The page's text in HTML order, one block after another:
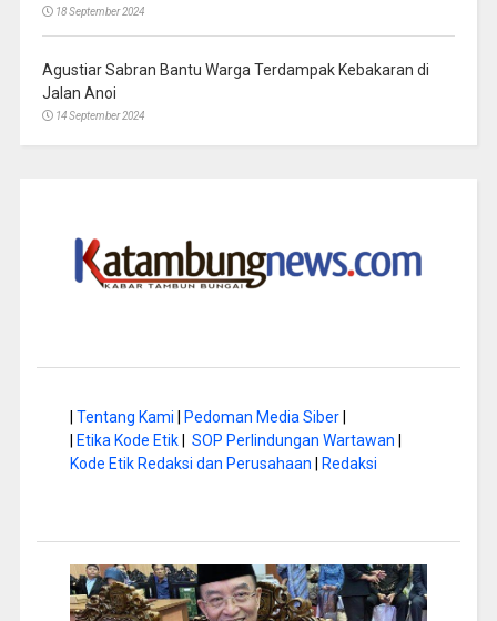
18 September 2024
Agustiar Sabran Bantu Warga Terdampak Kebakaran di
Jalan Anoi
14 September 2024
Tentang Kami Pedoman Media Siber|
Etika Kode Etik| SOP Perlindungan Wartawan
Kode Etik Redaksi dan Perusahaan
Redaksi